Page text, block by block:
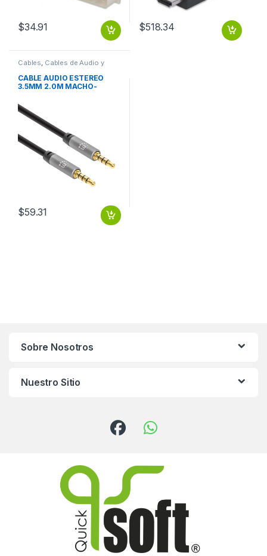
$34.91 $518.34
Cables, Cables de Audio y
CABLE AUDIO ESTEREO
3.5MM 2.0M MACHO-
$59.31
Sobre Nosotros
Nuestro Sitio